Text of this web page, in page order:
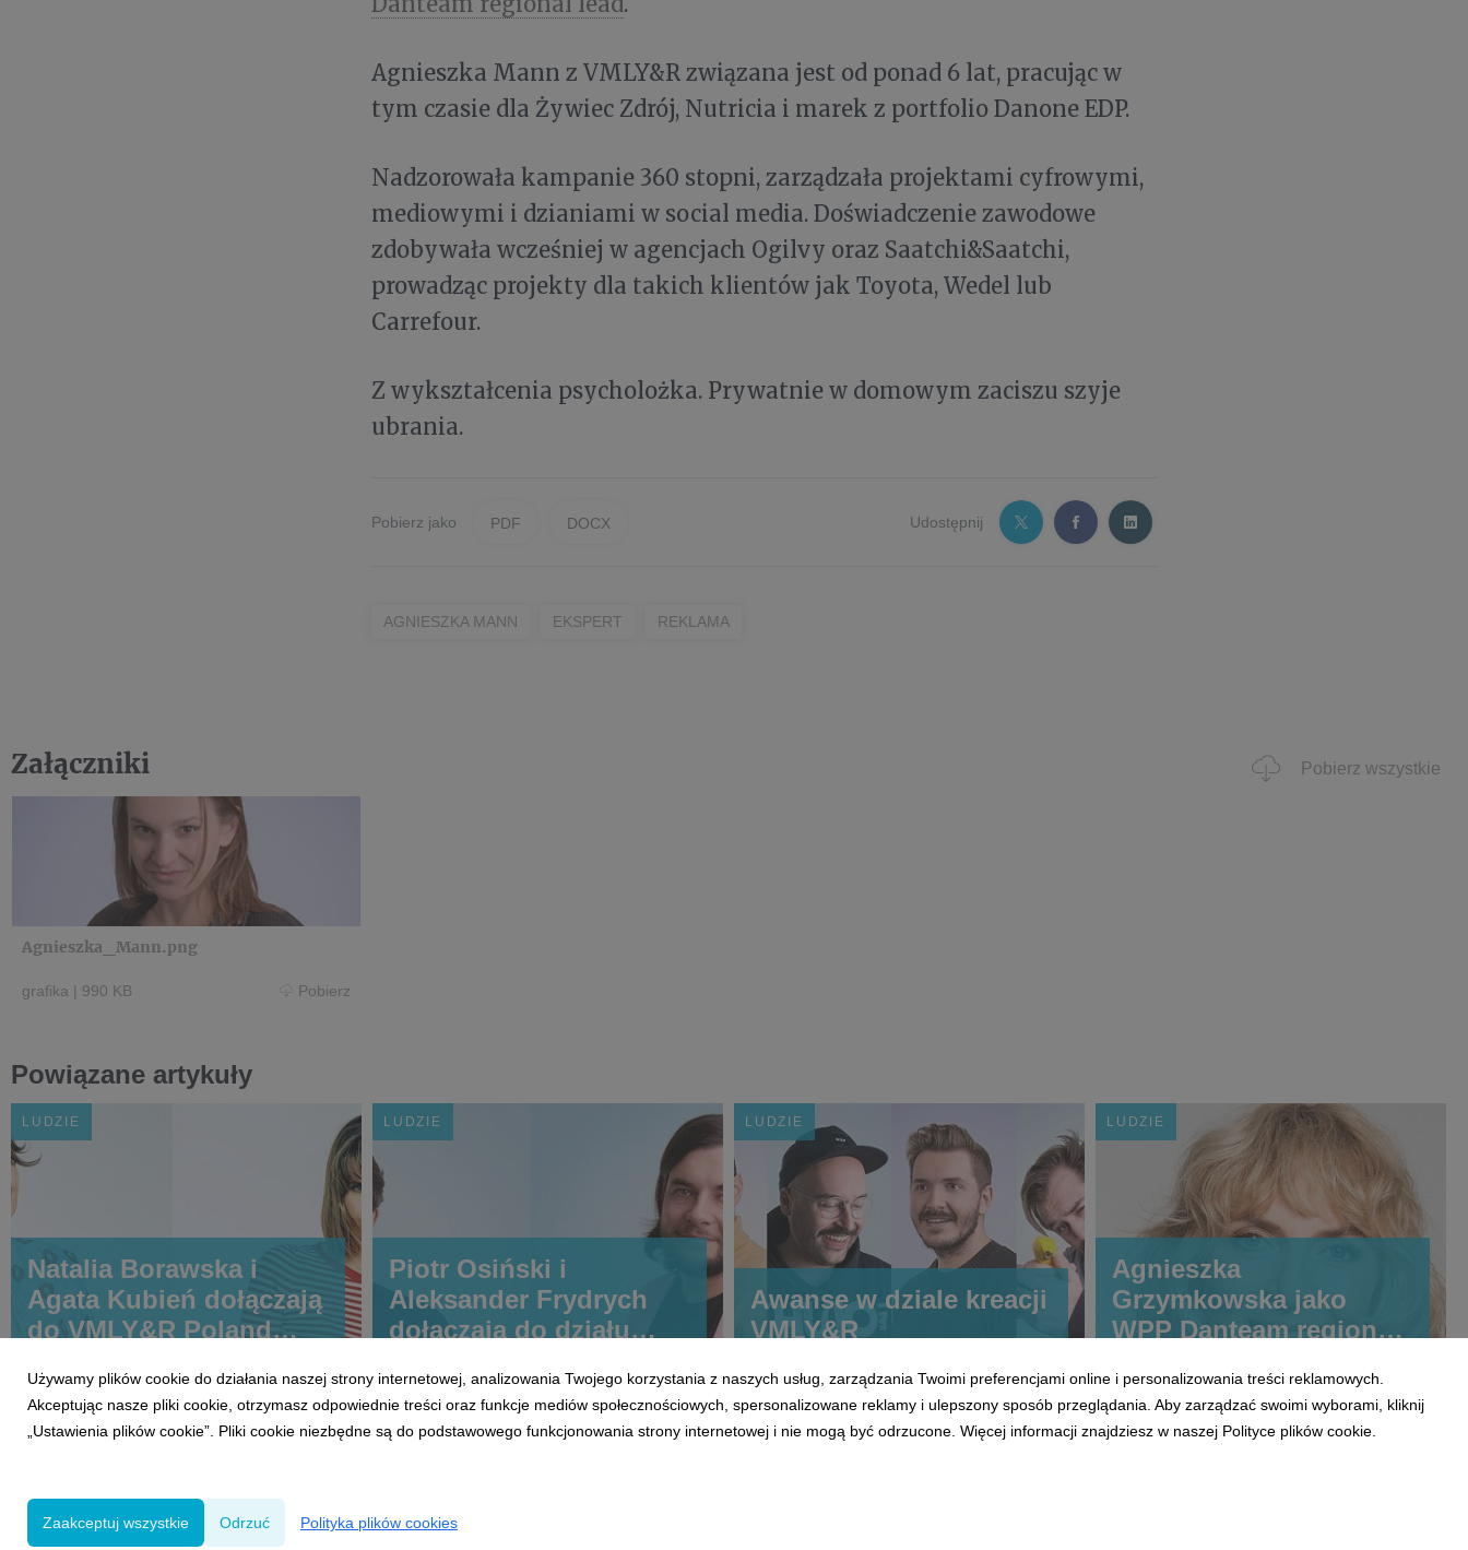
Agnieszka Mann z VMLY&R związana jest od ponad 6 lat, pracując w
tym czasie dla Żywiec Zdrój, Nutricia i marek z portfolio Danone EDP.
Nadzorowała kampanie 360 stopni, zarządzała projektami cyfrowymi,
mediowymi i dzianiami w social media. Doświadczenie zawodowe
zdobywała wcześniej w agencjach Ogilvy oraz Saatchi&Saatchi,
prowadząc projekty dla takich klientów jak Toyota, Wedel lub
Carrefour.
Z wykształcenia psycholożka. Prywatnie w domowym zaciszu szyje
ubrania.
Pobierz jako PDF DOCX Udostępnij
AGNIESZKA MANN EKSPERT REKLAMA
Załączniki Pobierz wszystkie
Agnieszka_Mann.png
grafika | 990 KB Pobierz
Powiązane artykuły
LUDZIE
Natalia Borawska i
Agata Kubień dołączają
do VMLY&R Poland
Directors
LUDZIE
Piotr Osiński i
Aleksander Frydrych
dołączają do działu
LUDZIE
Awanse w dziale kreacji
VMLY&R
LUDZIE
Agnieszka
Grzymkowska jako
WPP Danteam regional
Używamy plików cookie do działania naszej strony internetowej, analizowania Twojego korzystania z naszych usług, zarządzania Twoimi preferencjami online i personalizowania treści reklamowych.
Akceptując nasze pliki cookie, otrzymasz odpowiednie treści oraz funkcje mediów społecznościowych, spersonalizowane reklamy i ulepszony sposób przeglądania. Aby zarządzać swoimi wyborami, kliknij
„Ustawienia plików cookie”. Pliki cookie niezbędne są do podstawowego funkcjonowania strony internetowej i nie mogą być odrzucone. Więcej informacji znajdziesz w naszej Polityce plików cookie.
Zaakceptuj wszystkie Odrzuć Polityka plików cookies